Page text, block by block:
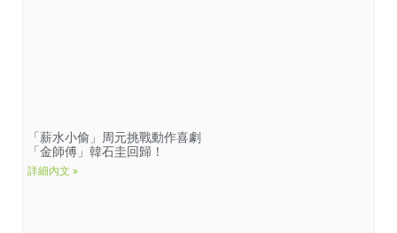
「薪水小偷」周元挑戰動作喜劇
「金師傅」韓石圭回歸！
詳細內文 »